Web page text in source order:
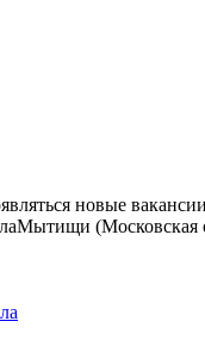
новые
Мытищи (Московская